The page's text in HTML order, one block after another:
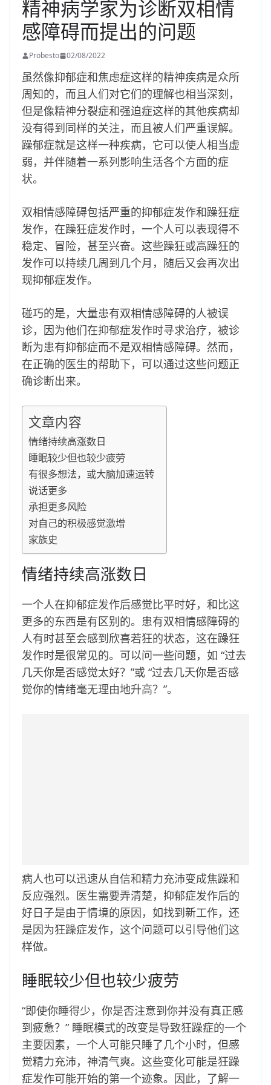
精神病学家为诊断双相情
感障碍而提出的问题
Probesto 02/08/2022
虽然像抑郁症和焦虑症这样的精神疾病是众所
周知的，而且人们对它们的理解也相当深刻，
但是像精神分裂症和强迫症这样的其他疾病却
没有得到同样的关注，而且被人们严重误解。
躁郁症就是这样一种疾病，它可以使人相当虚
弱，并伴随着一系列影响生活各个方面的症
状。
双相情感障碍包括严重的抑郁症发作和躁狂症
发作，在躁狂症发作时，一个人可以表现得不
稳定、冒险，甚至兴奋。这些躁狂或高躁狂的
发作可以持续几周到几个月，随后又会再次出
现抑郁症发作。
碰巧的是，大量患有双相情感障碍的人被误
诊，因为他们在抑郁症发作时寻求治疗，被诊
断为患有抑郁症而不是双相情感障碍。然而，
在正确的医生的帮助下，可以通过这些问题正
确诊断出来。
文章内容
情绪持续高涨数日
睡眠较少但也较少疲劳
有很多想法，或大脑加速运转
说话更多
承担更多风险
对自己的积极感觉激增
家族史
情绪持续高涨数日
一个人在抑郁症发作后感觉比平时好，和比这
更多的东西是有区别的。患有双相情感障碍的
人有时甚至会感到欣喜若狂的状态，这在躁狂
发作时是很常见的。可以问一些问题，如 “过去
几天你是否感觉太好？”或 “过去几天你是否感
觉你的情绪毫无理由地升高？”。
病人也可以迅速从自信和精力充沛变成焦躁和
反应强烈。医生需要弄清楚，抑郁症发作后的
好日子是由于情境的原因，如找到新工作，还
是因为狂躁症发作，这个问题可以引导他们这
样做。
睡眠较少但也较少疲劳
“即使你睡得少，你是否注意到你并没有真正感
到疲惫？” 睡眠模式的改变是导致狂躁症的一个
主要因素，一个人可能只睡了几个小时，但感
觉精力充沛，神清气爽。这些变化可能是狂躁
症发作可能开始的第一个迹象。因此，了解一